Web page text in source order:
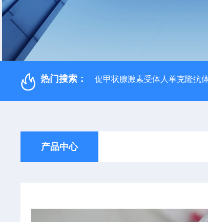
热门搜索： 促甲状腺激素受体人单克隆抗
产品中心